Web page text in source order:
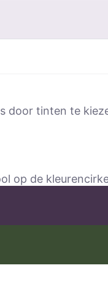
tinten te
op de